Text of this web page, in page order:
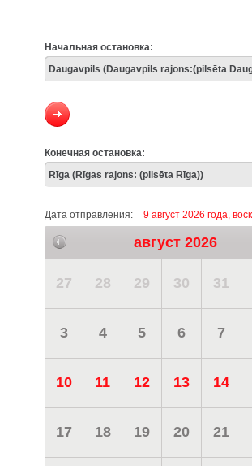
Начальная остановка:
Конечная остановка:
Дата отправления: 9 август 2026 года,
август 2026
27 28 29 30 31
3 4 5 6 7
10 11 12 13 14
17 18 19 20 21